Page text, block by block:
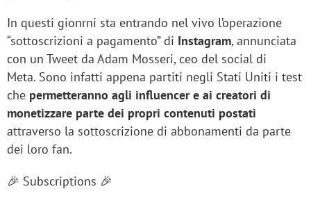
In questi gionrni sta entrando nel vivo l’operazione
“sottoscrizioni a pagamento” di Instagram, annunciata
con un Tweet da Adam Mosseri, ceo del social di
Meta. Sono infatti appena partiti negli Stati Uniti i test
che permetteranno agli influencer e ai creatori di
monetizzare parte dei propri contenuti postati
attraverso la sottoscrizione di abbonamenti da parte
dei loro fan.
🎉 Subscriptions 🎉